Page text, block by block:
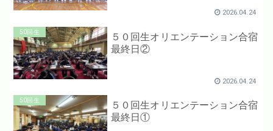
2026.04.24
50回生
５０回生オリエンテーション合宿
最終日②
2026.04.24
50回生
５０回生オリエンテーション合宿
最終日①